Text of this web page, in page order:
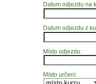
Datum odjezdu na
Datum odjezdu z
Místo odjezdu:
Místo určení: